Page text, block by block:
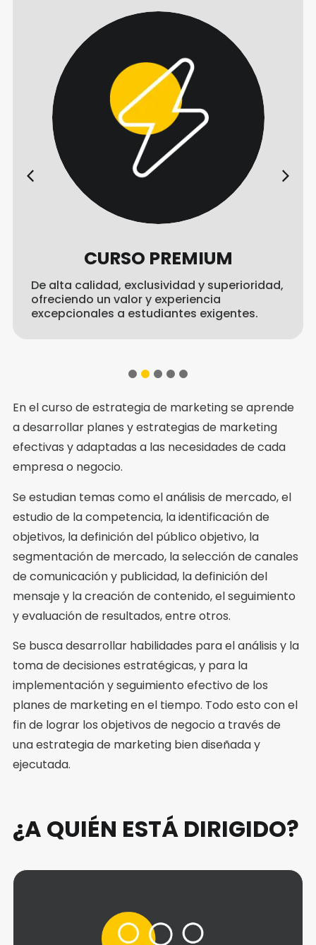
CURSO PREMIUM
De alta calidad, exclusividad y superioridad,
ofreciendo un valor y experiencia
excepcionales a estudiantes exigentes.
4 5
En el curso de estrategia de marketing se aprende
a desarrollar planes y estrategias de marketing
efectivas y adaptadas a las necesidades de cada
empresa o negocio.
Se estudian temas como el análisis de mercado, el
estudio de la competencia, la identificación de
objetivos, la definición del público objetivo, la
segmentación de mercado, la selección de canales
de comunicación y publicidad, la definición del
mensaje y la creación de contenido, el seguimiento
y evaluación de resultados, entre otros.
Se busca desarrollar habilidades para el análisis y la
toma de decisiones estratégicas, y para la
implementación y seguimiento efectivo de los
planes de marketing en el tiempo. Todo esto con el
fin de lograr los objetivos de negocio a través de
una estrategia de marketing bien diseñada y
ejecutada.
¿A QUIÉN ESTÁ DIRIGIDO?